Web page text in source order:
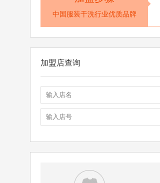
中国服装干洗行业优质品牌
加盟店查询